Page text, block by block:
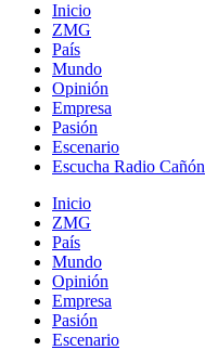
Inicio
ZMG
País
Mundo
Opinión
Empresa
Pasión
Escenario
Escucha Radio Cañón
Inicio
ZMG
País
Mundo
Opinión
Empresa
Pasión
Escenario